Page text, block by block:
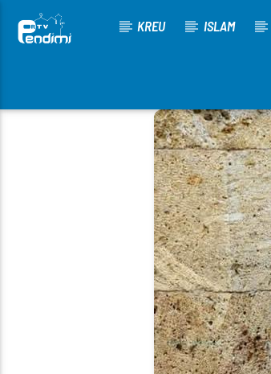
KREU ISLAM
[There are no radio stations in the database]